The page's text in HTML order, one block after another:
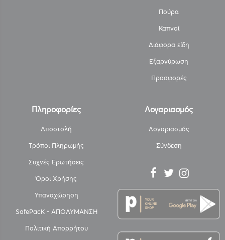
Πούρα
Καπνοί
Διάφορα είδη
Εξαργύρωση
Προσφορές
Πληροφορίες
Αποστολή
Τρόποι Πληρωμής
Συχνές Ερωτήσεις
Όροι Χρήσης
Υπαναχώρηση
SafePacK - ΑΠΟΛΥΜΑΝΣΗ
Πολιτική Απορρήτου
Λογαριασμός
Λογαριασμός
Σύνδεση